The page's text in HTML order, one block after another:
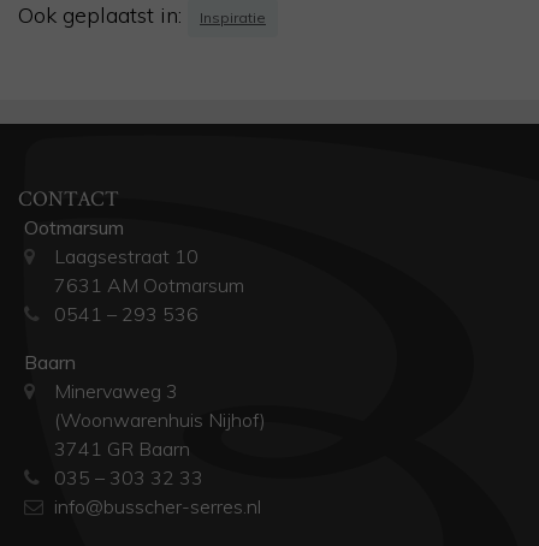
Ook geplaatst in: Inspiratie
CONTACT
Ootmarsum
Laagsestraat 10
7631 AM Ootmarsum
0541 – 293 536
Baarn
Minervaweg 3
(Woonwarenhuis Nijhof)
3741 GR Baarn
035 – 303 32 33
info@busscher-serres.nl